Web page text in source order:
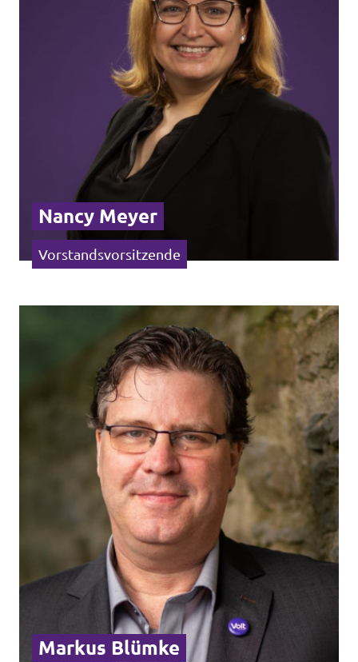
Volt Deutschland Merchandise Shop
Mache bei uns mit!
Deine Spende für Volt!
Jobs bei Volt
Volt in deiner Nähe
Transparenz
Datenschutz
Nancy Meyer
Vorstandsvorsitzende
Markus Blümke